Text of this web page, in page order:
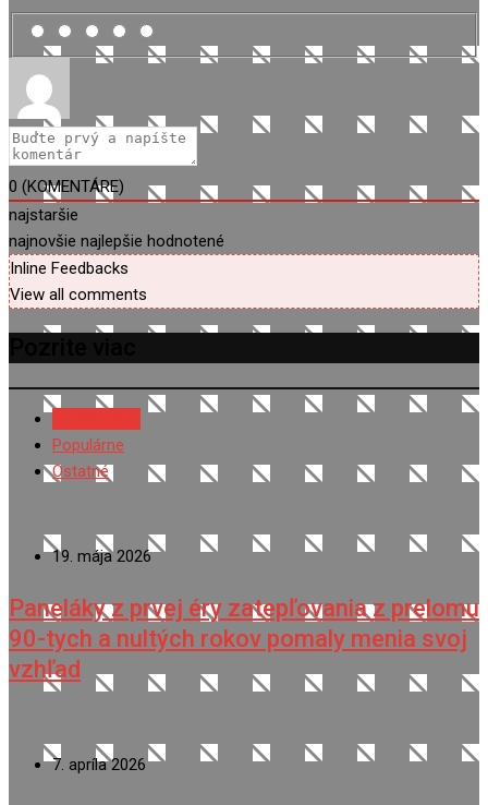
0 (KOMENTÁRE)
najstaršie
najnovšie najlepšie hodnotené
Inline Feedbacks
View all comments
Populárne
Ostatné
19. mája 2026
Paneláky z prvej éry zatepľovania z prelomu
90-tych a nultých rokov pomaly menia svoj
vzhľad
7. apríla 2026